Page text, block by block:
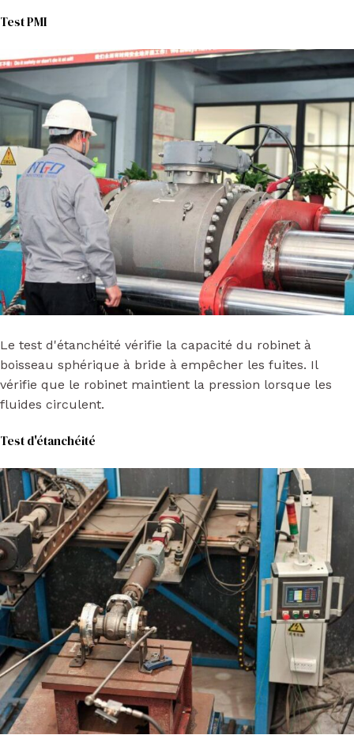
Test PMI
Le test d'étanchéité vérifie la capacité du robinet à
boisseau sphérique à bride à empêcher les fuites. Il
vérifie que le robinet maintient la pression lorsque les
fluides circulent.
Test d'étanchéité